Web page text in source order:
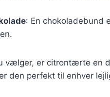
: En chokoladebund
vælger, er citrontærte en
den perfekt til enhver